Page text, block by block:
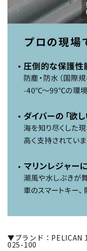
▼ブランド：PELICAN
025-100